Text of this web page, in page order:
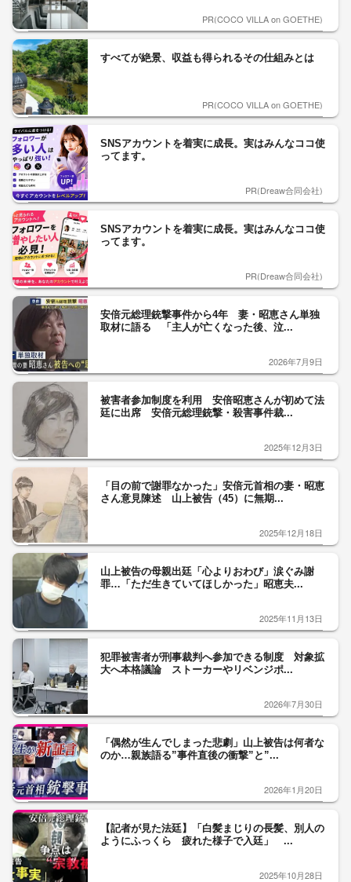
PR(COCO VILLA on GOETHE)
すべてが絶景、収益も得られるその仕組みとは
PR(COCO VILLA on GOETHE)
SNSアカウントを着実に成長。実はみんなココ使
ってます。
PR(Dreaw合同会社)
SNSアカウントを着実に成長。実はみんなココ使
ってます。
PR(Dreaw合同会社)
安倍元総理銃撃事件から4年 妻・昭恵さん単独
取材に語る 「主人が亡くなった後、泣...
2026年7月9日
被害者参加制度を利用 安倍昭恵さんが初めて法
廷に出席 安倍元総理銃撃・殺害事件裁...
2025年12月3日
「目の前で謝罪なかった」安倍元首相の妻・昭恵
さん意見陳述 山上被告（45）に無期...
2025年12月18日
山上被告の母親出廷「心よりおわび」涙ぐみ謝
罪…「ただ生きていてほしかった」昭恵夫...
2025年11月13日
犯罪被害者が刑事裁判へ参加できる制度 対象拡
大へ本格議論 ストーカーやリベンジポ...
2026年7月30日
「偶然が生んでしまった悲劇」山上被告は何者な
のか…親族語る”事件直後の衝撃”と”...
2026年1月20日
【記者が見た法廷】「白髪まじりの長髪、別人の
ようにふっくら 疲れた様子で入廷」 ...
2025年10月28日